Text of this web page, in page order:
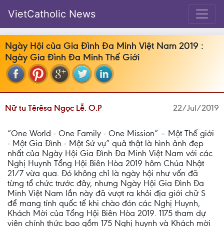
VietCatholic News
Ngày Hội của Gia Đình Đa Minh Việt Nam 2019 :
Ngày Gia Đình Đa Minh Thế Giới
Nữ tu Têrêsa Ngọc Lễ. O.P 22/Jul/2019
“One World - One Family - One Mission” – Một Thế giới
- Một Gia Đình - Một Sứ vụ” quả thật là hình ảnh đẹp
nhất của Ngày Hội Gia Đình Đa Minh Việt Nam với các
Nghị Huynh Tổng Hội Biên Hòa 2019 hôm Chúa Nhật
21/7 vừa qua. Đó không chỉ là ngày hội như vốn đã
từng tổ chức trước đây, nhưng Ngày Hội Gia Đình Đa
Minh Việt Nam lần này đã vượt ra khỏi địa giới chữ S
để mang tính quốc tế khi chào đón các Nghị Huynh,
Khách Mời của Tổng Hội Biên Hòa 2019. 1175 tham dự
viên chính thức bao gồm 175 Nghị huynh và Khách mời